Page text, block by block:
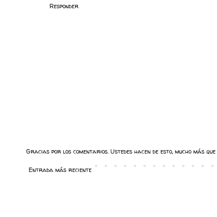
Responder
Gracias por los comentarios. Ustedes hacen de esto, mucho más que
Entrada más reciente